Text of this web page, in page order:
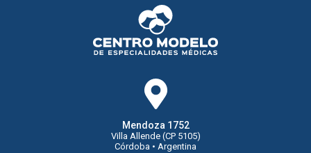
Mendoza 1752
Villa Allende (CP 5105)
Córdoba • Argentina